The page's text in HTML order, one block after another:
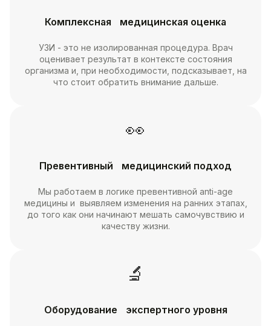
Комплексная медицинская оценка
УЗИ - это не изолированная процедура. Врач
оценивает результат в контексте состояния
организма и, при необходимости, подсказывает, на
что стоит обратить внимание дальше.
👀
Превентивный медицинский подход
Мы работаем в логике превентивной anti-age
медицины и выявляем изменения на ранних этапах,
до того как они начинают мешать самочувствию и
качеству жизни.
🔬
Оборудование экспертного уровня